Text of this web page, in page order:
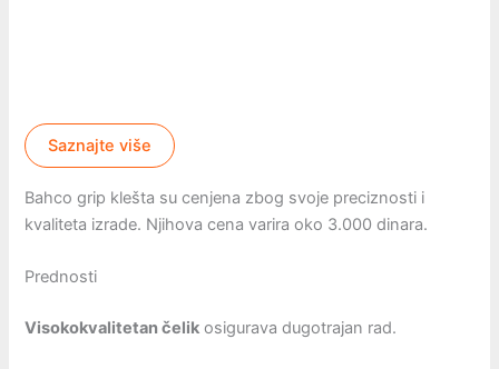
Saznajte više
Bahco grip klešta su cenjena zbog svoje preciznosti i
kvaliteta izrade. Njihova cena varira oko 3.000 dinara.
Prednosti
Visokokvalitetan čelik osigurava dugotrajan rad.